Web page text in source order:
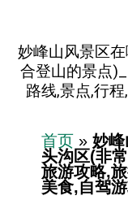
妙峰山风景区
合登山的景点
路线,景点,行
首页 » 妙峰
头沟区(非
旅游攻略,
美食,自驾